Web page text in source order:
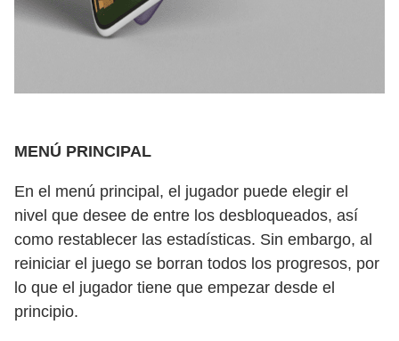
MENÚ PRINCIPAL
En el menú principal, el jugador puede elegir el
nivel que desee de entre los desbloqueados, así
como restablecer las estadísticas. Sin embargo, al
reiniciar el juego se borran todos los progresos, por
lo que el jugador tiene que empezar desde el
principio.